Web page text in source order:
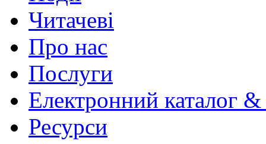
Читачеві
Про нас
Послуги
Електронний каталог
Ресурси